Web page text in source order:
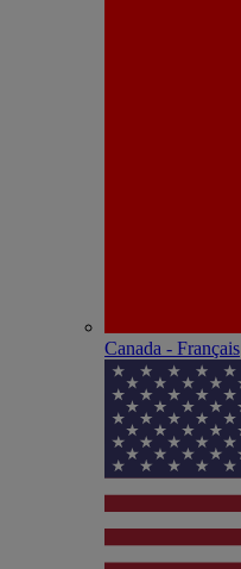
Canada - Français